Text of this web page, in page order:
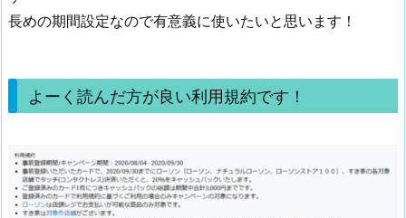
長めの期間設定なので有意義に使いたいと思います！
よーく読んだ方が良い利用規約です！